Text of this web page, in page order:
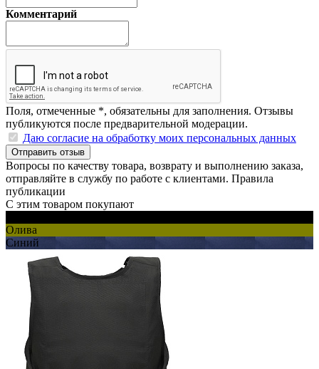
Комментарий
Поля, отмеченные *, обязательны для заполнения. Отзывы
публикуются после предварительной модерации.
Даю согласие на обработку моих персональных данных
Отправить отзыв
Вопросы по качеству товара, возврату и выполнению заказа,
отправляйте в службу по работе с клиентами. Правила
публикации
С этим товаром покупают
Олива
Синий